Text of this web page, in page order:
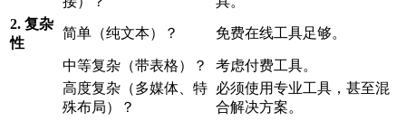
2. 复杂
性
简单（纯文本）？ 免费在线工具足够。
中等复杂（带表格）？
考虑付费工具。
高度复杂（多媒体、特
殊布局）？
必须使用专业工具，甚至混
合解决方案。